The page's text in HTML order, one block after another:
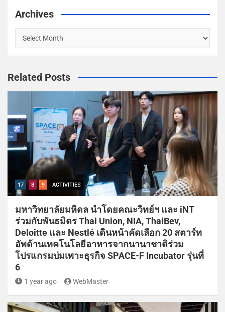
Archives
Related Posts
17 8 9 ACTIVITIES
มหาวิทยาลัยมหิดล นำโดยคณะวิทย์ฯ และ iNT
ร่วมกับพันธมิตร Thai Union, NIA, ThaiBev,
Deloitte และ Nestlé เดินหน้าคัดเลือก 20 สตาร์ท
อัพด้านเทคโนโลยีอาหารจากนานาชาติร่วม
โปรแกรมบ่มเพาะธุรกิจ SPACE-F Incubator รุ่นที่
6
1 year ago WebMaster